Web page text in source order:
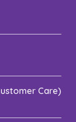
Care)